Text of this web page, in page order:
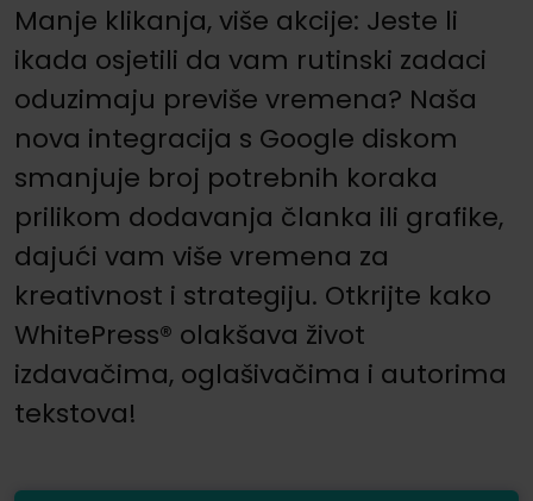
Manje klikanja, više akcije: Jeste li
ikada osjetili da vam rutinski zadaci
oduzimaju previše vremena? Naša
nova integracija s Google diskom
smanjuje broj potrebnih koraka
prilikom dodavanja članka ili grafike,
dajući vam više vremena za
kreativnost i strategiju. Otkrijte kako
WhitePress® olakšava život
izdavačima, oglašivačima i autorima
tekstova!